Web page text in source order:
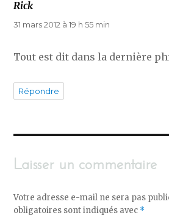
Rick
31 mars 2012 à 19 h 55 min
Tout est dit dans la dernière
Répondre
Laisser un commentaire
Votre adresse e-mail ne sera pas
obligatoires sont indiqués avec *